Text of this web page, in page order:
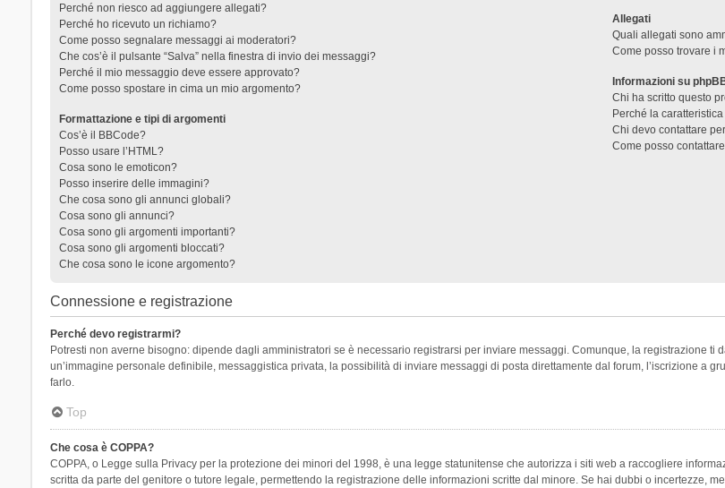
Perché non riesco ad aggiungere allegati?
Perché ho ricevuto un richiamo?
Come posso segnalare messaggi ai moderatori?
Che cos’è il pulsante “Salva” nella finestra di invio dei messaggi?
Perché il mio messaggio deve essere approvato?
Come posso spostare in cima un mio argomento?
Formattazione e tipi di argomenti
Cos’è il BBCode?
Posso usare l’HTML?
Cosa sono le emoticon?
Posso inserire delle immagini?
Che cosa sono gli annunci globali?
Cosa sono gli annunci?
Cosa sono gli argomenti importanti?
Cosa sono gli argomenti bloccati?
Che cosa sono le icone argomento?
Allegati
Quali allegati sono
Come posso trovare i
Informazioni su
Chi ha scritto questo
Perché la
Chi devo contattare
Come posso
Connessione e registrazione
Perché devo registrarmi?
Potresti non averne bisogno: dipende dagli amministratori se è necessario registrarsi per inviare messaggi. Comunque, la registrazione
un’immagine personale definibile, messaggistica privata, la possibilità di inviare messaggi di posta direttamente dal forum, l’iscrizione a
farlo.
Top
Che cosa è COPPA?
COPPA, o Legge sulla Privacy per la protezione dei minori del 1998, è una legge statunitense che autorizza i siti web a raccogliere
scritta da parte del genitore o tutore legale, permettendo la registrazione delle informazioni scritte dal minore. Se hai dubbi o incertezze,